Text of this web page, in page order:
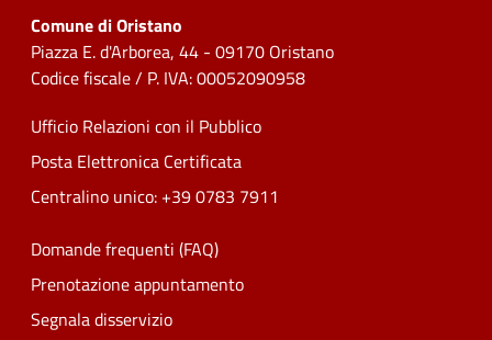
Comune di Oristano
Piazza E. d'Arborea, 44 - 09170 Oristano
Codice fiscale / P. IVA: 00052090958
Ufficio Relazioni con il Pubblico
Posta Elettronica Certificata
Centralino unico: +39 0783 7911
Domande frequenti (FAQ)
Prenotazione appuntamento
Segnala disservizio